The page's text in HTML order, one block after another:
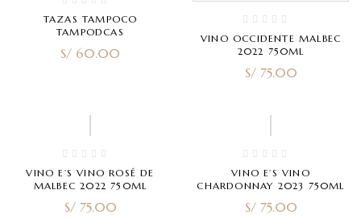
TAZAS TAMPOCO
TAMPODCAS
S/ 60.00
VINO OCCIDENTE MALBEC
2022 750ML
S/75.00
VINO E’S VINO ROSÉ DE
MALBEC 2022 750ML
S/75.00
VINO E’S VINO
CHARDONNAY 2023 750ML
S/75.00